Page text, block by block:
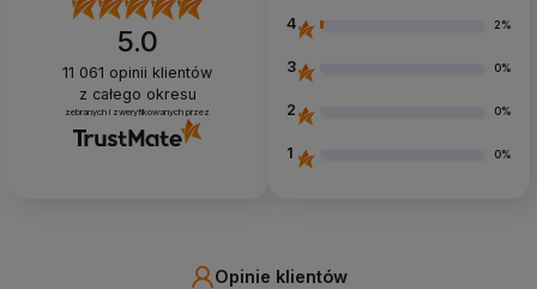
5.0
11 061 opinii klientów
z całego okresu
zebranych i zweryfikowanych przez
4 2%
3 0%
2 0%
1 0%
Opinie klientów